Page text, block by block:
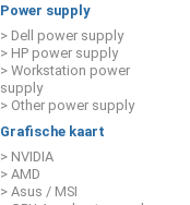
Power supply
> Dell power supply
> HP power supply
> Workstation power
supply
> Other power supply
Grafische kaart
> NVIDIA
> AMD
> Asus / MSI